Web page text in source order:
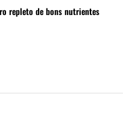
repleto de bons nutrientes